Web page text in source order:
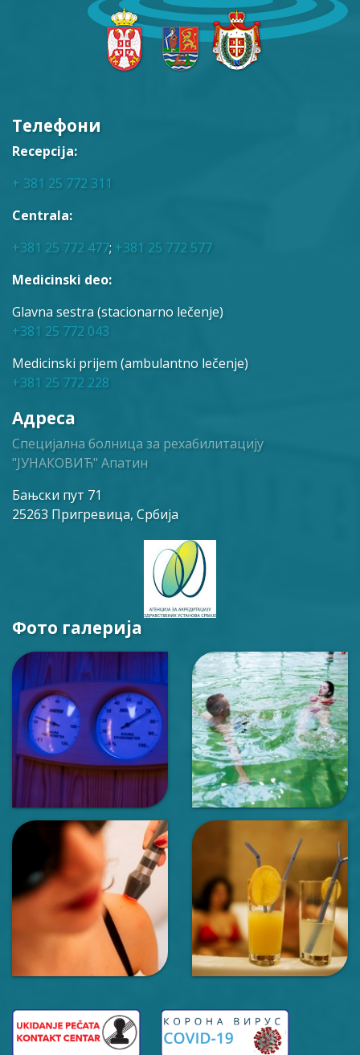
Телефони
Recepcija:
+ 381 25 772 311
Centrala:
+381 25 772 477; +381 25 772 577
Medicinski deo:
Glavna sestra (stacionarno lečenje)
+381 25 772 043
Medicinski prijem (ambulantno lečenje)
+381 25 772 228
Адреса
Специјална болница за рехабилитацију
"ЈУНАКОВИЋ" Апатин
Бањски пут 71
25263 Пригревица, Србија
Фото галерија